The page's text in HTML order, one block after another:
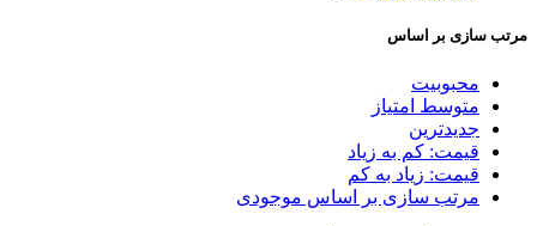
مرتب سازی بر اساس
محبوبیت
متوسط امتیاز
جدیدترین
قیمت: کم به زیاد
قیمت: زیاد به کم
مرتب سازی بر اساس موجودی